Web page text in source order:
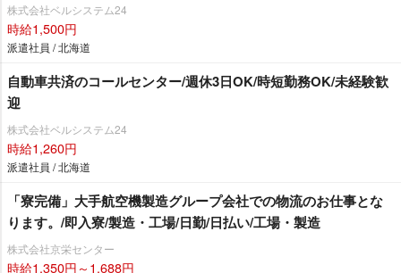
株式会社ベルシステム24
時給1,500円
派遣社員 / 北海道
自動車共済のコールセンター/週休3日OK/時短勤務OK/未経験歓
迎
株式会社ベルシステム24
時給1,260円
派遣社員 / 北海道
「寮完備」大手航空機製造グループ会社での物流のお仕事とな
ります。/即入寮/製造・工場/日勤/日払い/工場・製造
株式会社京栄センター
時給1,350円～1,688円